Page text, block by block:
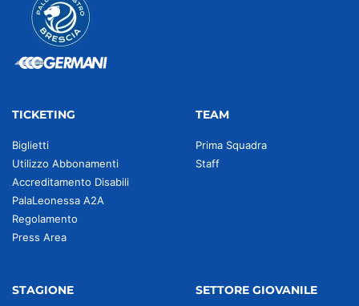
TICKETING
Biglietti
Utilizzo Abbonamenti
Accreditamento Disabili
PalaLeonessa A2A
Regolamento
Press Area
TEAM
Prima Squadra
Staff
STAGIONE SETTORE GIOVANILE